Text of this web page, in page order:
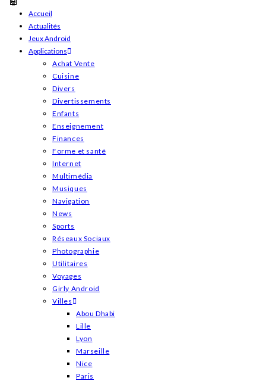
Skip
content
Accueil
Actualités
Jeux Android
Applications
Achat Vente
Cuisine
Divers
Divertissements
Enfants
Enseignement
Finances
Forme et santé
Internet
Multimédia
Musiques
Navigation
News
Sports
Réseaux Sociaux
Photographie
Utilitaires
Voyages
Girly Android
Villes
Abou Dhabi
Lille
Lyon
Marseille
Nice
Paris